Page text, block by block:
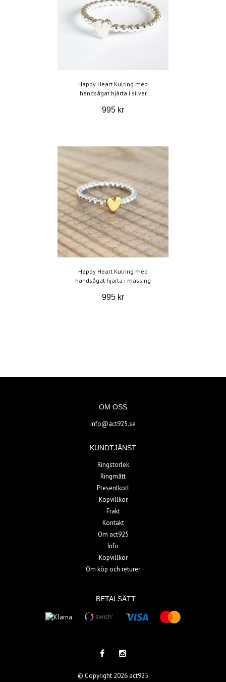
Happy Heart Kulring med
handsågat hjärta i silver
995 kr
Happy Heart Kulring med
handsågat hjärta i mässing
995 kr
OM OSS
info@act925.se
KUNDTJÄNST
Ringstorlek
Ringmått
Presentkort
Köpvillkor
Frakt
Kontakt
Om act925
Info
Köpvillkor
Om köp och returer
BETALSÄTT
© Copyright 2026 act925